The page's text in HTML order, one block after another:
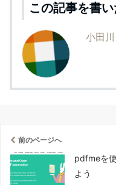
この記事を書
小田
前のページへ
pdfmeを
よう